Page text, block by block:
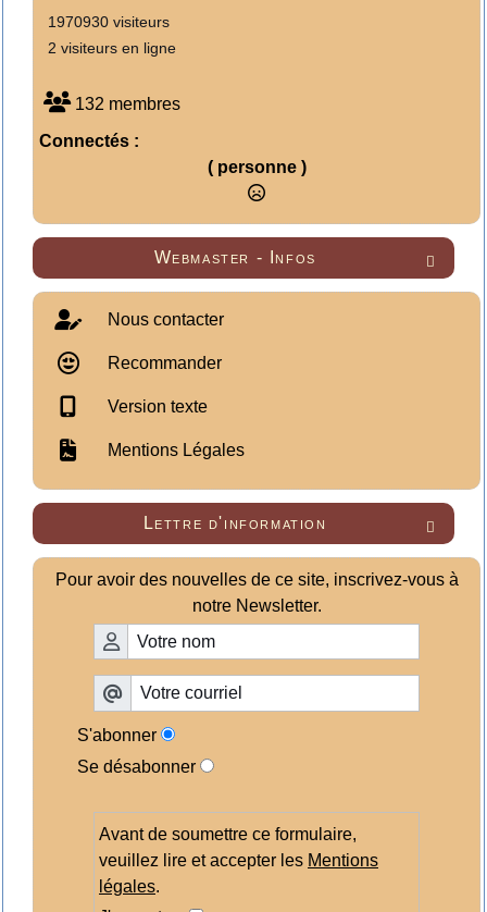
1970930 visiteurs
2 visiteurs en ligne
132 membres
Connectés :
( personne )

Webmaster - Infos
Nous contacter
Recommander
Version texte
Mentions Légales

Lettre d'information
Pour avoir des nouvelles de ce site, inscrivez-vous à
notre Newsletter.
S'abonner
Se désabonner
Avant de soumettre ce formulaire,
veuillez lire et accepter les Mentions
légales.